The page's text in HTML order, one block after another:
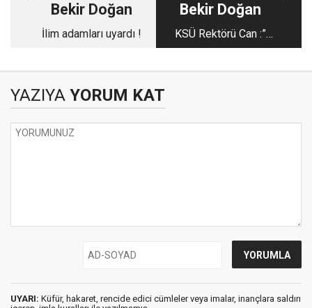
Bekir Doğan
İlim adamları uyardı !
Bekir Doğan
KSÜ Rektörü Can :”
Üniversiteler Arası
YAZIYA YORUM KAT
UYARI: Küfür, hakaret, rencide edici cümleler veya imalar, inançlara saldırı